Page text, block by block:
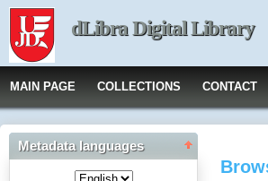
dLibra Digital Library
MAIN PAGE COLLECTIONS CONTACT
Metadata languages